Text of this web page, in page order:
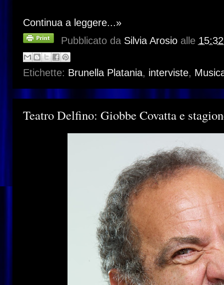
Continua a leggere...»
Pubblicato da Silvia Arosio alle
Etichette: Brunella Platania, interviste,
Teatro Delfino: Giobbe Covatta e